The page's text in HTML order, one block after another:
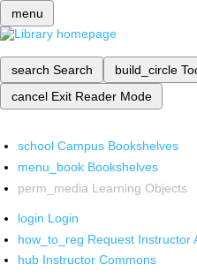
menu
search Search build_circle
cancel Exit Reader Mode
school Campus Bookshelves
menu_book Bookshelves
perm_media Learning Objects
login Login
how_to_reg Request Instructor
hub Instructor Commons